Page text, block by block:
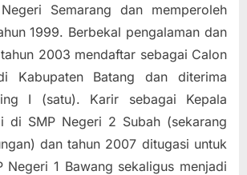
Semarang dan memperoleh
1999. Berbekal pengalaman dan
2003 mendaftar sebagai Calon
Kabupaten Batang dan diterima
I (satu). Karir sebagai Kepala
di SMP Negeri 2 Subah (sekarang
dan tahun 2007 ditugasi untuk
Negeri 1 Bawang sekaligus menjadi